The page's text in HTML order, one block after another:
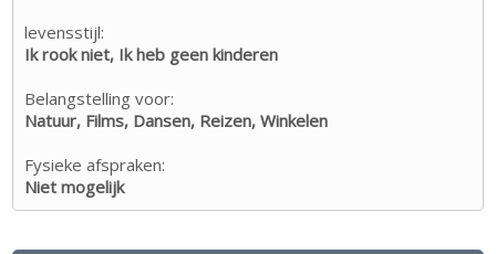
levensstijl:
Ik rook niet, Ik heb geen kinderen
Belangstelling voor:
Natuur, Films, Dansen, Reizen, Winkelen
Fysieke afspraken:
Niet mogelijk